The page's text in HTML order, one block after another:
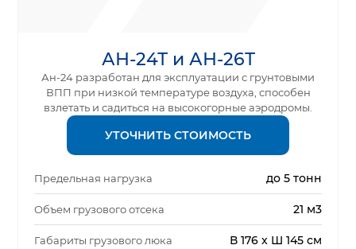
АН-24Т и АН-26Т
Ан-24 разработан для эксплуатации с грунтовыми
ВПП при низкой температуре воздуха, способен
взлетать и садиться на высокогорные аэродромы.
УТОЧНИТЬ СТОИМОСТЬ
Предельная нагрузка до 5 тонн
Объем грузового отсека 21 м3
Габариты грузового люка В 176 x Ш 145 см